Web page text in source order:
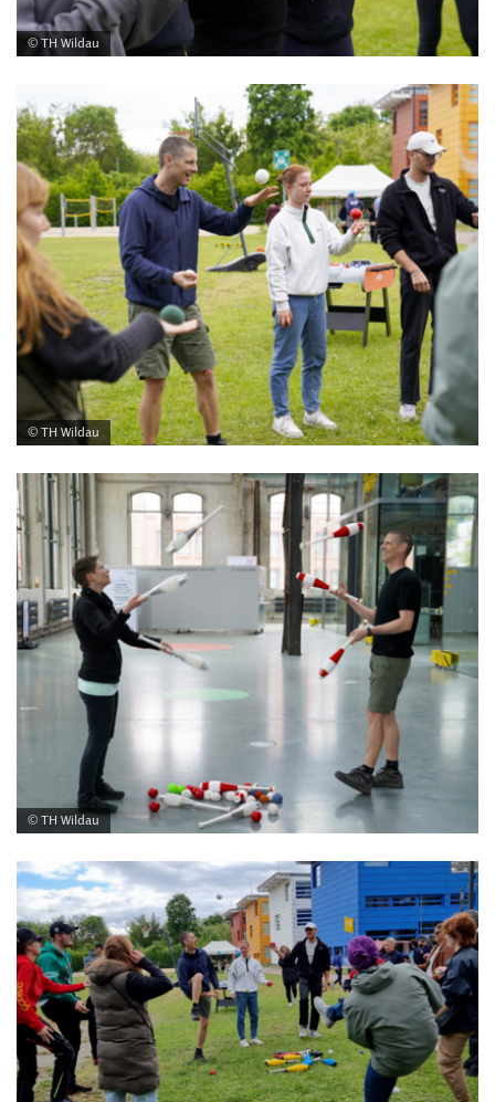
© TH Wildau
© TH Wildau
© TH Wildau